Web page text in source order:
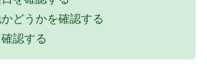
どうかを確認する
認する